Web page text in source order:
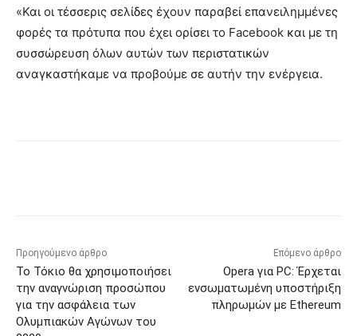
«Και οι τέσσερις σελίδες έχουν παραβεί επανειλημμένες
φορές τα πρότυπα που έχει ορίσει το Facebook και με τη
συσσώρευση όλων αυτών των περιστατικών
αναγκαστήκαμε να προβούμε σε αυτήν την ενέργεια.
Προηγούμενο άρθρο
Το Τόκιο θα χρησιμοποιήσει
την αναγνώριση προσώπου
για την ασφάλεια των
Ολυμπιακών Αγώνων του
Επόμενο άρθρο
Opera για PC: Έρχεται
ενσωματωμένη υποστήριξη
πληρωμών με Ethereum